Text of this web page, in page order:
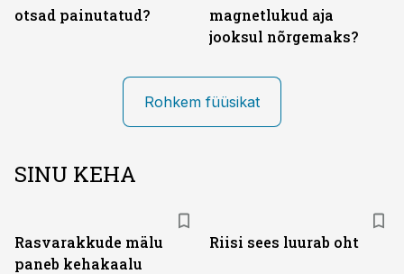
otsad painutatud?
magnetlukud aja
jooksul nõrgemaks?
Rohkem füüsikat
SINU KEHA
Rasvarakkude mälu
paneb kehakaalu
Riisi sees luurab oht